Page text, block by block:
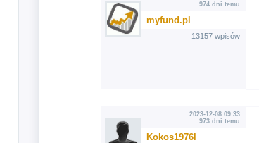
974 dni temu
myfund.pl
13157 wpisów
2023-12-08 09:33
973 dni temu
Kokos1976l